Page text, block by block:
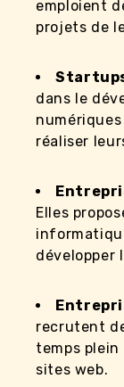
emploient
projets de
dans le
réaliser
Elles
développer
recrutent
temps
sites web.